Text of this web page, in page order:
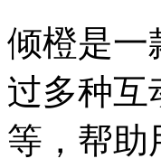
倾橙是一
过多种互
等，帮助